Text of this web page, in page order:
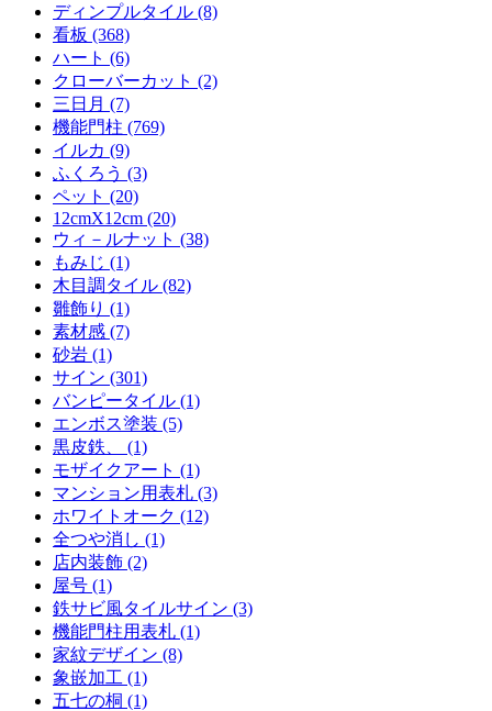
ディンプルタイル (8)
看板 (368)
ハート (6)
クローバーカット (2)
三日月 (7)
機能門柱 (769)
イルカ (9)
ふくろう (3)
ペット (20)
12cmX12cm (20)
ウィ－ルナット (38)
もみじ (1)
木目調タイル (82)
雛飾り (1)
素材感 (7)
砂岩 (1)
サイン (301)
バンピータイル (1)
エンボス塗装 (5)
黒皮鉄、 (1)
モザイクアート (1)
マンション用表札 (3)
ホワイトオーク (12)
全つや消し (1)
店内装飾 (2)
屋号 (1)
鉄サビ風タイルサイン (3)
機能門柱用表札 (1)
家紋デザイン (8)
象嵌加工 (1)
五七の桐 (1)